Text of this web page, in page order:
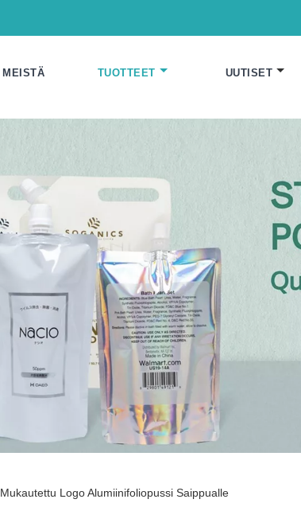
MEISTÄ TUOTTEET UUTISET
Mukautettu Logo Alumiinifoliopussi Saippualle